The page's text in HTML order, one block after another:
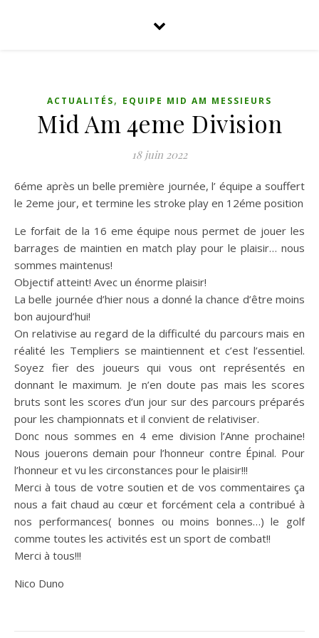
ACTUALITÉS, EQUIPE MID AM MESSIEURS
Mid Am 4eme Division
18 juin 2022
6éme après un belle première journée, l’ équipe a souffert
le 2eme jour, et termine les stroke play en 12éme position
Le forfait de la 16 eme équipe nous permet de jouer les
barrages de maintien en match play pour le plaisir… nous
sommes maintenus!
Objectif atteint! Avec un énorme plaisir!
La belle journée d’hier nous a donné la chance d’être moins
bon aujourd’hui!
On relativise au regard de la difficulté du parcours mais en
réalité les Templiers se maintiennent et c’est l’essentiel.
Soyez fier des joueurs qui vous ont représentés en
donnant le maximum. Je n’en doute pas mais les scores
bruts sont les scores d’un jour sur des parcours préparés
pour les championnats et il convient de relativiser.
Donc nous sommes en 4 eme division l’Anne prochaine!
Nous jouerons demain pour l’honneur contre Épinal. Pour
l’honneur et vu les circonstances pour le plaisir!!!
Merci à tous de votre soutien et de vos commentaires ça
nous a fait chaud au cœur et forcément cela a contribué à
nos performances( bonnes ou moins bonnes…) le golf
comme toutes les activités est un sport de combat!!
Merci à tous!!!
Nico Duno